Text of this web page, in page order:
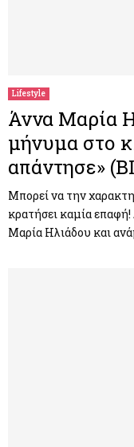
Lifestyle
Άννα Μαρία
μήνυμα στο
απάντησε»
Μπορεί να την
κρατήσει καμία
Μαρία Ηλιάδου και